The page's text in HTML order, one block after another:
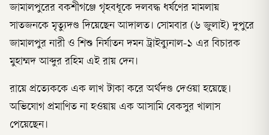
জামালপুরের বকশীগঞ্জে গৃহবধূকে দলবদ্ধ ধর্ষণের মামলায়
সাতজনকে মৃত্যুদণ্ড দিয়েছেন আদালত। সোমবার (৬ জুলাই) দুপুরে
জামালপুর নারী ও শিশু নির্যাতন দমন ট্রাইব্যুনাল-১ এর বিচারক
মুহাম্মদ আব্দুর রহিম এই রায় দেন।
রায়ে প্রত্যেককে এক লাখ টাকা করে অর্থদণ্ড দেওয়া হয়েছে।
অভিযোগ প্রমাণিত না হওয়ায় এক আসামি বেকসুর খালাস
পেয়েছেন।